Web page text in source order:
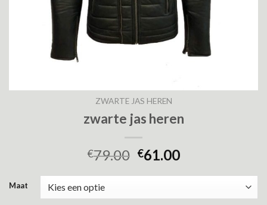
ZWARTE JAS HEREN
zwarte jas heren
€79.00 €61.00
Maat